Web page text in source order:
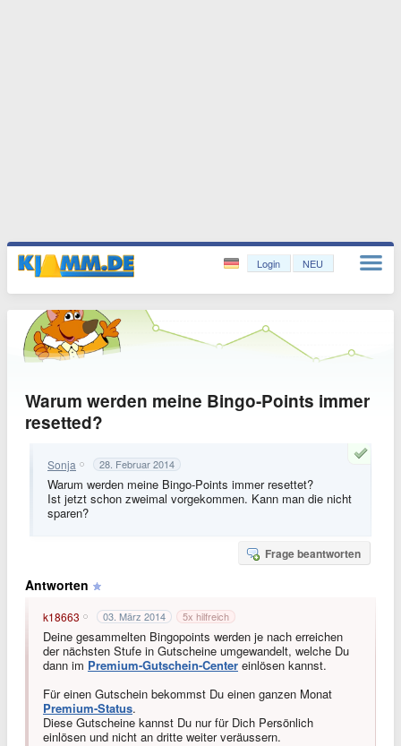
Login NEU
Warum werden meine Bingo-Points immer
resetted?
Sonja 28. Februar 2014
Warum werden meine Bingo-Points immer resettet?
Ist jetzt schon zweimal vorgekommen. Kann man die nicht
sparen?
Frage beantworten
Antworten
k18663 03. März 2014 5x hilfreich
Deine gesammelten Bingopoints werden je nach erreichen
der nächsten Stufe in Gutscheine umgewandelt, welche Du
dann im Premium-Gutschein-Center einlösen kannst.
Für einen Gutschein bekommst Du einen ganzen Monat
Premium-Status.
Diese Gutscheine kannst Du nur für Dich Persönlich
einlösen und nicht an dritte weiter veräussern.